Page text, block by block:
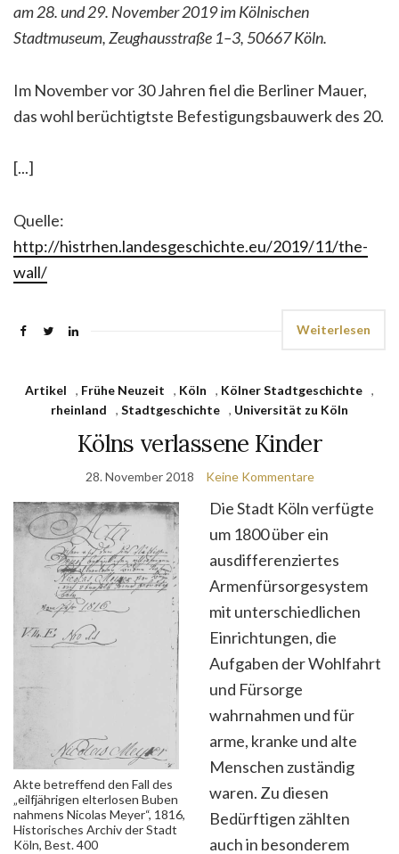
am 28. und 29. November 2019 im Kölnischen
Stadtmuseum, Zeughausstraße 1–3, 50667 Köln.
Im November vor 30 Jahren fiel die Berliner Mauer,
das wohl berüchtigtste Befestigungsbauwerk des 20.
[...]
Quelle:
http://histrhen.landesgeschichte.eu/2019/11/the-
wall/
Weiterlesen
Artikel , Frühe Neuzeit , Köln , Kölner Stadtgeschichte ,
rheinland
, Stadtgeschichte , Universität zu Köln
Kölns verlassene Kinder
28. November 2018 Keine Kommentare
Akte betreffend den Fall des
„eilfjährigen elterlosen Buben
nahmens Nicolas Meyer“, 1816,
Historisches Archiv der Stadt
Köln, Best. 400
Die Stadt Köln verfügte
um 1800 über ein
ausdifferenziertes
Armenfürsorgesystem
mit unterschiedlichen
Einrichtungen, die
Aufgaben der Wohlfahrt
und Fürsorge
wahrnahmen und für
arme, kranke und alte
Menschen zuständig
waren. Zu diesen
Bedürftigen zählten
auch in besonderem